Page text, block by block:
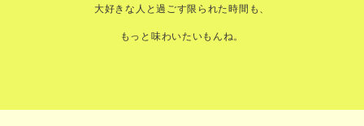
大好きな人と過ごす限られた時間も、
もっと味わいたいもんね。